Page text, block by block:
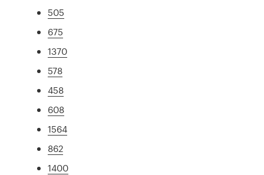
505
675
1370
578
458
608
1564
862
1400